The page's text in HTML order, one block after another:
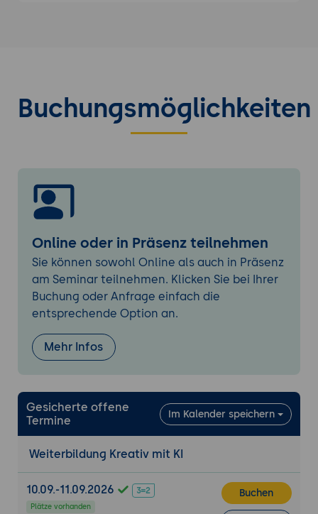
kreativen Prozessen
Innovationsansätze und strukturierte
Cross Innovation und Reframing
Kreativitätsmethoden im Projektalltag
Umsetzung einer eigenen kreativen
Herausforderung
Präsentation und Feedback in der Gruppe
Buchungsmöglichkeiten
Online oder in Präsenz teilnehmen
Sie können sowohl Online als auch in Präsenz
am Seminar teilnehmen. Klicken Sie bei Ihrer
Buchung oder Anfrage einfach die
entsprechende Option an.
Mehr Infos
Gesicherte offene
Termine
Im Kalender speichern
Weiterbildung Kreativ mit KI
10.09.-11.09.2026
Plätze vorhanden
Buchen